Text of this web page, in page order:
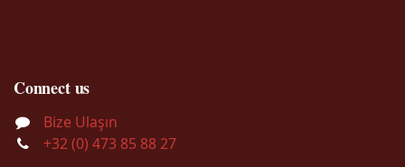
Connect us
Bize Ulaşın
+32 (0) 473 85 88 27